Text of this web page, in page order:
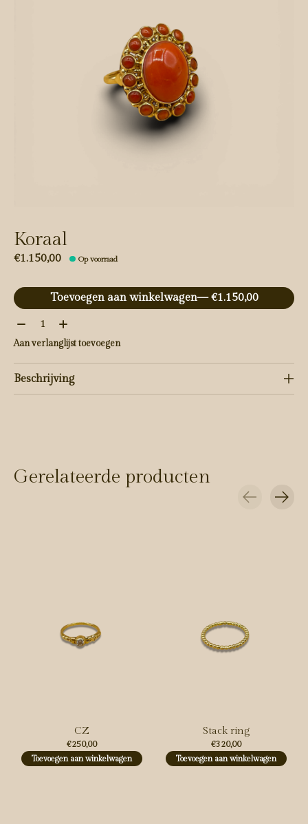
Koraal
€1.150,00 Op voorraad
Toevoegen aan winkelwagen
— €1.150,00
Aantal:
Aan verlanglijst toevoegen
Beschrijving
Gerelateerde producten
CZ
€250,00
Toevoegen aan winkelwagen
Stack ring
€320,00
Toevoegen aan winkelwagen